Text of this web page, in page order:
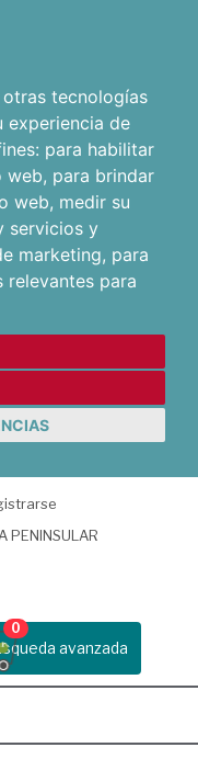
tecnologías
experiencia de
para habilitar
web, para brindar
web, medir su
servicios y
marketing, para
relevantes para
PENINSULAR
avanzada
0